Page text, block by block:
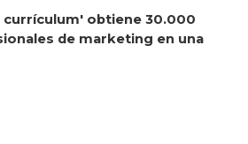
currículum' obtiene 30.000
de marketing en una